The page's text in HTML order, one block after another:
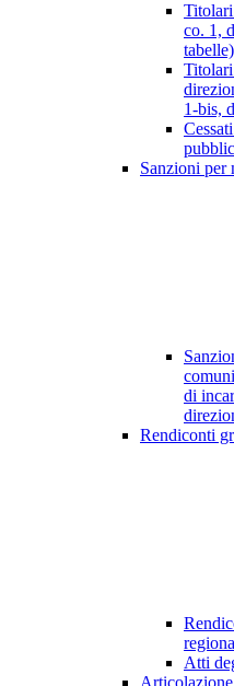
co. 1,
tabelle)
1-bis,
Sanzioni per
di
Rendiconti
Atti